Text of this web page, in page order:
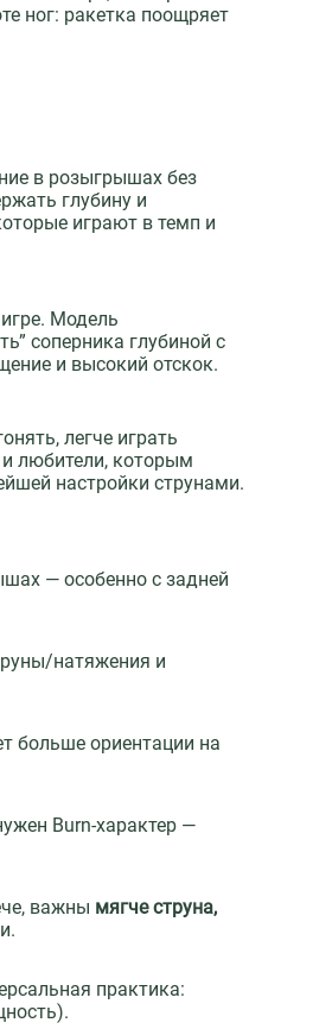
ног: ракетка поощряет
в розыгрышах без
глубину и
играют в темп и
Модель
соперника глубиной с
и высокий отскок.
легче играть
любители, которым
настройки струнами.
— особенно с задней
натяжения и
больше ориентации на
Burn-характер —
важны мягче струна,
практика: